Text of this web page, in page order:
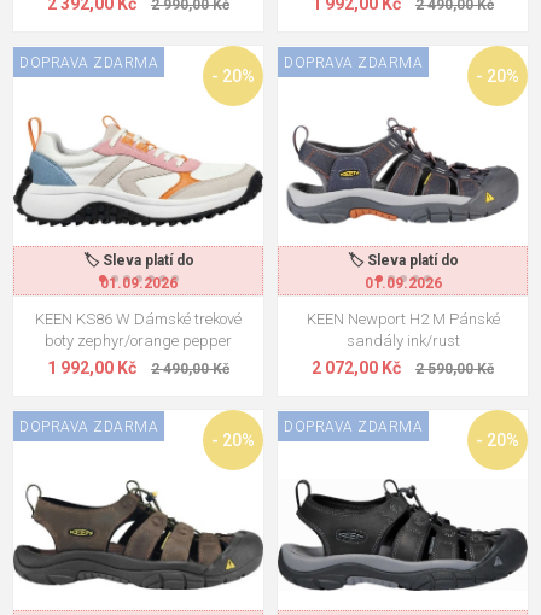
2 990,00 Kč 2 490,00 Kč
🏷️ Sleva platí do
01.09.2026
- 20%
DOPRAVA ZDARMA
KEEN KS86 W Dámské trekové
boty zephyr/orange pepper
1 992,00 Kč 2 490,00 Kč
🏷️ Sleva platí do
01.09.2026
- 20%
DOPRAVA ZDARMA
KEEN Newport H2 M Pánské
sandály ink/rust
2 072,00 Kč 2 590,00 Kč
- 20%
DOPRAVA ZDARMA
- 20%
DOPRAVA ZDARMA